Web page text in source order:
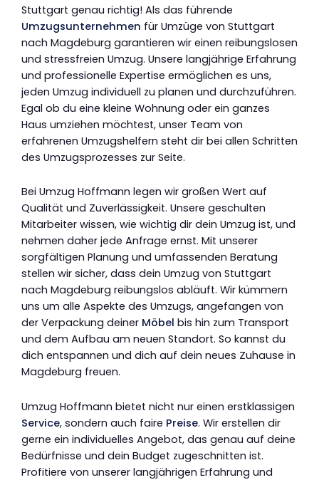
Stuttgart genau richtig! Als das führende
Umzugsunternehmen für Umzüge von Stuttgart
nach Magdeburg garantieren wir einen reibungslosen
und stressfreien Umzug. Unsere langjährige Erfahrung
und professionelle Expertise ermöglichen es uns,
jeden Umzug individuell zu planen und durchzuführen.
Egal ob du eine kleine Wohnung oder ein ganzes
Haus umziehen möchtest, unser Team von
erfahrenen Umzugshelfern steht dir bei allen Schritten
des Umzugsprozesses zur Seite.
Bei Umzug Hoffmann legen wir großen Wert auf
Qualität und Zuverlässigkeit. Unsere geschulten
Mitarbeiter wissen, wie wichtig dir dein Umzug ist, und
nehmen daher jede Anfrage ernst. Mit unserer
sorgfältigen Planung und umfassenden Beratung
stellen wir sicher, dass dein Umzug von Stuttgart
nach Magdeburg reibungslos abläuft. Wir kümmern
uns um alle Aspekte des Umzugs, angefangen von
der Verpackung deiner Möbel bis hin zum Transport
und dem Aufbau am neuen Standort. So kannst du
dich entspannen und dich auf dein neues Zuhause in
Magdeburg freuen.
Umzug Hoffmann bietet nicht nur einen erstklassigen
Service, sondern auch faire Preise. Wir erstellen dir
gerne ein individuelles Angebot, das genau auf deine
Bedürfnisse und dein Budget zugeschnitten ist.
Profitiere von unserer langjährigen Erfahrung und